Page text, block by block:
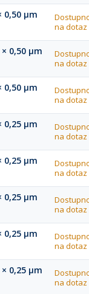
0,50 µm
na dotaz
0,50 µm
na dotaz
0,50 µm
na dotaz
0,25 µm
na dotaz
0,25 µm
na dotaz
0,25 µm
na dotaz
0,25 µm
na dotaz
0,25 µm
na dotaz